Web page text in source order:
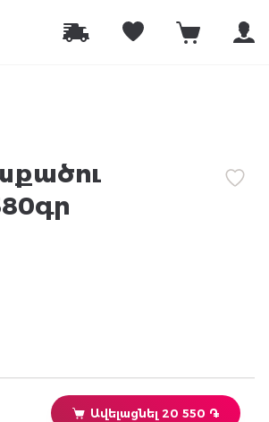
Ավելացնել 20 550 ֏